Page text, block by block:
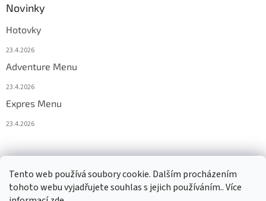
Tento web používá soubory cookie. Dalším procházením
tohoto webu vyjadřujete souhlas s jejich používáním.. Více
Novinky
Hotovky
23.4.2026
Adventure Menu
23.4.2026
Expres Menu
23.4.2026